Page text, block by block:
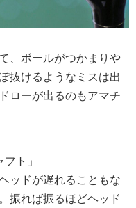
、ボールがつかまりや
抜けるようなミスは出
ローが出るのもアマチ
ト」
ッドが遅れることもな
振れば振るほどヘッド